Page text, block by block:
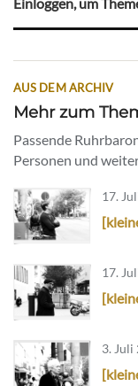
Einloggen, um
AUS DEM ARCHIV
Mehr zum
Passende
Personen und
17.
17.
3. Juli